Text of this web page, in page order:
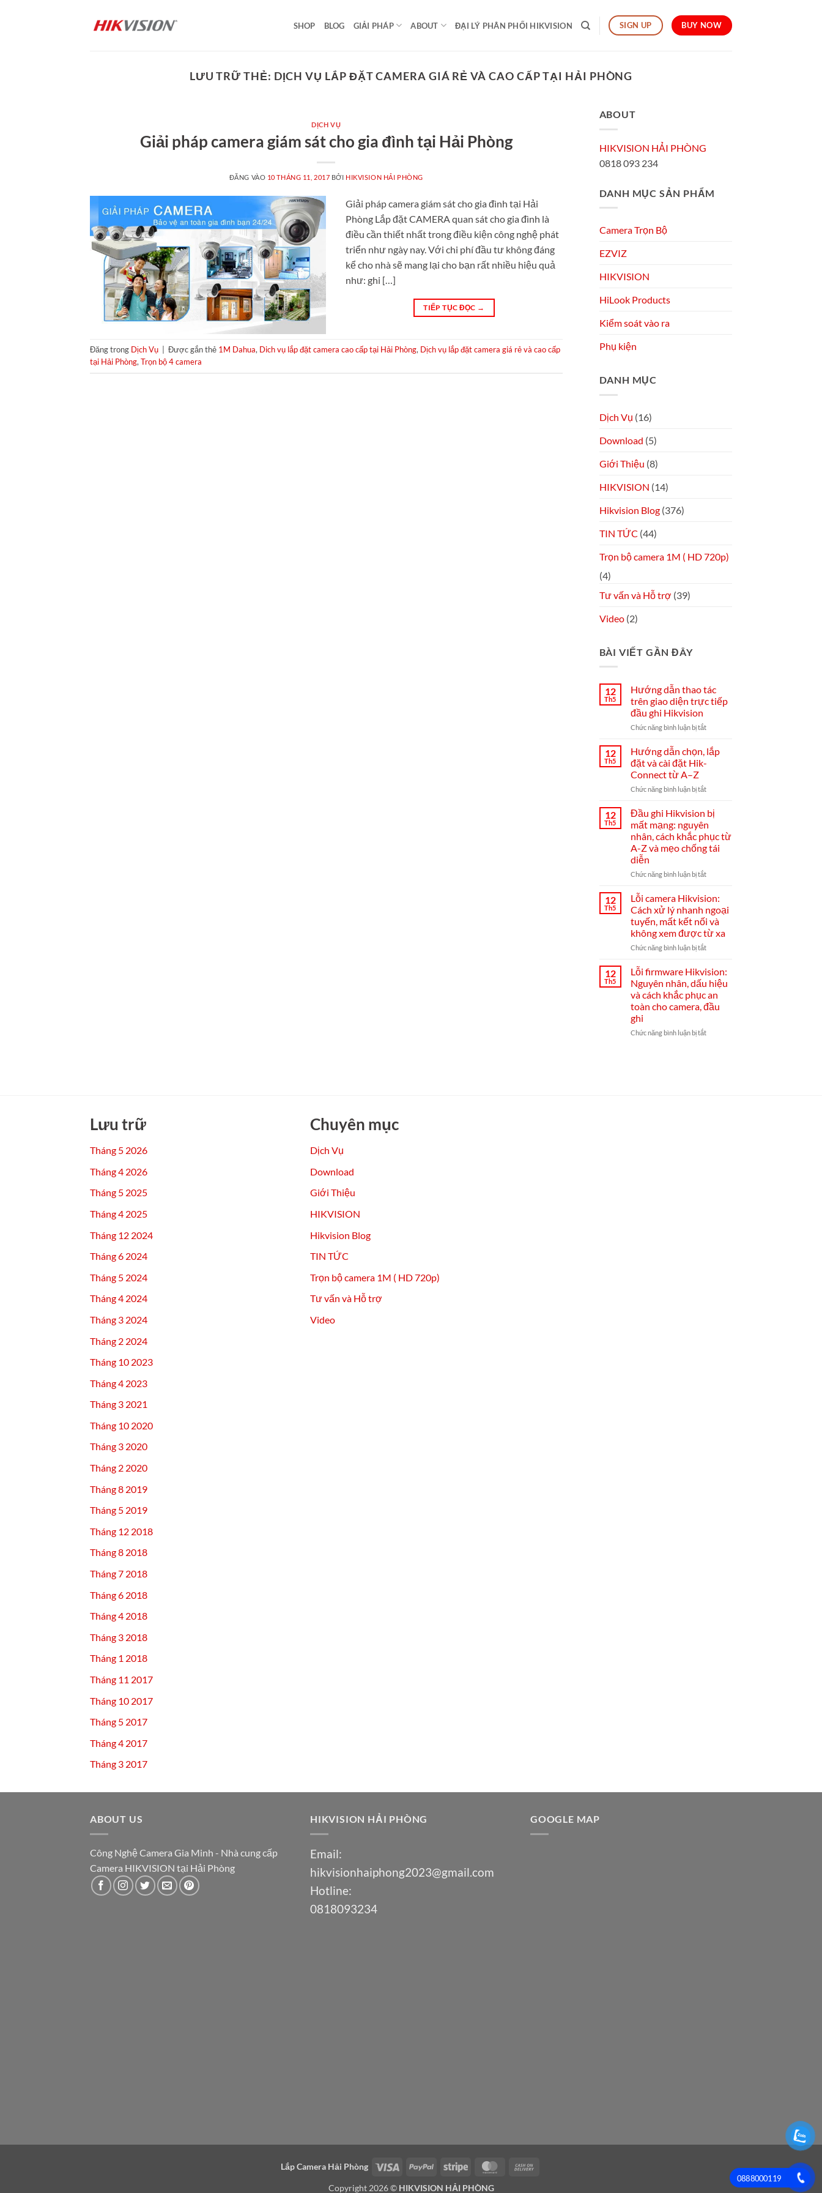
SHOP BLOG GIẢI PHÁP ABOUT ĐẠI LÝ PHÂN PHỐI HIKVISION SIGN UP BUY NOW
LƯU TRỮ THẺ: DỊCH VỤ LẮP ĐẶT CAMERA GIÁ RẺ VÀ CAO CẤP TẠI HẢI PHÒNG
DỊCH VỤ
Giải pháp camera giám sát cho gia đình tại Hải Phòng
ĐĂNG VÀO 10 THÁNG 11, 2017 BỞI HIKVISION HẢI PHÒNG
Giải pháp camera giám sát cho gia đình tại Hải
Phòng Lắp đặt CAMERA quan sát cho gia đình là
điều cần thiết nhất trong điều kiện công nghệ phát
triển như ngày nay. Với chi phí đầu tư không đáng
kể cho nhà sẽ mang lại cho bạn rất nhiều hiệu quả
như: ghi […]
TIẾP TỤC ĐỌC →
Đăng trong Dịch Vụ Được gắn thẻ 1M Dahua, Dich vụ lắp đặt camera cao cấp tại Hải Phòng, Dịch vụ lắp đặt camera giá rẻ và cao cấp
tại Hải Phòng, Trọn bộ 4 camera
ABOUT
HIKVISION HẢI PHÒNG
0818 093 234
DANH MỤC SẢN PHẨM
Camera Trọn Bộ
EZVIZ
HIKVISION
HiLook Products
Kiểm soát vào ra
Phụ kiện
DANH MỤC
Dịch Vụ (16)
Download (5)
Giới Thiệu (8)
HIKVISION (14)
Hikvision Blog(376)
TIN TỨC (44)
Trọn bộ camera 1M ( HD 720p)
(4)
Tư vấn và Hỗ trợ (39)
Video(2)
BÀI VIẾT GẦN ĐÂY
12
Th5
Hướng dẫn thao tác
trên giao diện trực tiếp
đầu ghi Hikvision
Chức năng bình luận bị tắtở
dẫn
thao
giao
trực
tiếp
đầu
ghi
Hikvision
12
Th5
Hướng dẫn chọn, lắp
đặt và cài đặt Hik-
Connect từ A–Z
Chức năng bình luận bị tắtở
dẫn
chọn,
lắp
đặt
và
đặt
từ
A–
Z
12
Th5
Đầu ghi Hikvision bị
mất mạng: nguyên
nhân, cách khắc phục từ
A-Z và mẹo chống tái
diễn
Chức năng bình luận bị tắtở
ghi
bị
mất
mạng:
nguyên
cách
khắc
phục
từ
A-
12
Th5
Lỗi camera Hikvision:
Cách xử lý nhanh ngoại
tuyến, mất kết nối và
không xem được từ xa
Chức năng bình luận bị tắtở
camera
Hikvision:
Cách
xử
lý
ngoại
12
Th5
Lỗi firmware Hikvision:
Nguyên nhân, dấu hiệu
và cách khắc phục an
toàn cho camera, đầu
ghi
Chức năng bình luận bị tắtở
Lưu trữ
Tháng 5 2026
Tháng 4 2026
Tháng 5 2025
Tháng 4 2025
Tháng 12 2024
Tháng 6 2024
Tháng 5 2024
Tháng 4 2024
Tháng 3 2024
Tháng 2 2024
Tháng 10 2023
Tháng 4 2023
Tháng 3 2021
Tháng 10 2020
Tháng 3 2020
Tháng 2 2020
Tháng 8 2019
Tháng 5 2019
Tháng 12 2018
Tháng 8 2018
Tháng 7 2018
Tháng 6 2018
Tháng 4 2018
Tháng 3 2018
Tháng 1 2018
Tháng 11 2017
Tháng 10 2017
Tháng 5 2017
Tháng 4 2017
Tháng 3 2017
Chuyên mục
Dịch Vụ
Download
Giới Thiệu
HIKVISION
Hikvision Blog
TIN TỨC
Trọn bộ camera 1M ( HD 720p)
Tư vấn và Hỗ trợ
Video
ABOUT US
Công Nghệ Camera Gia Minh - Nhà cung cấp
Camera HIKVISION tại Hải Phòng
HIKVISION HẢI PHÒNG
Email:
hikvisionhaiphong2023@gmail.com
Hotline:
0818093234
GOOGLE MAP
Lắp Camera Hải Phòng Visa PayPal Stripe MasterCard
Copyright 2026 © HIKVISION HẢI PHÒNG
0888000119